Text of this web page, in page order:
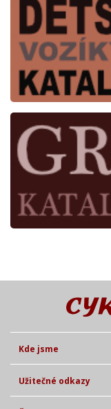
Kde jsme
Užitečné odkazy